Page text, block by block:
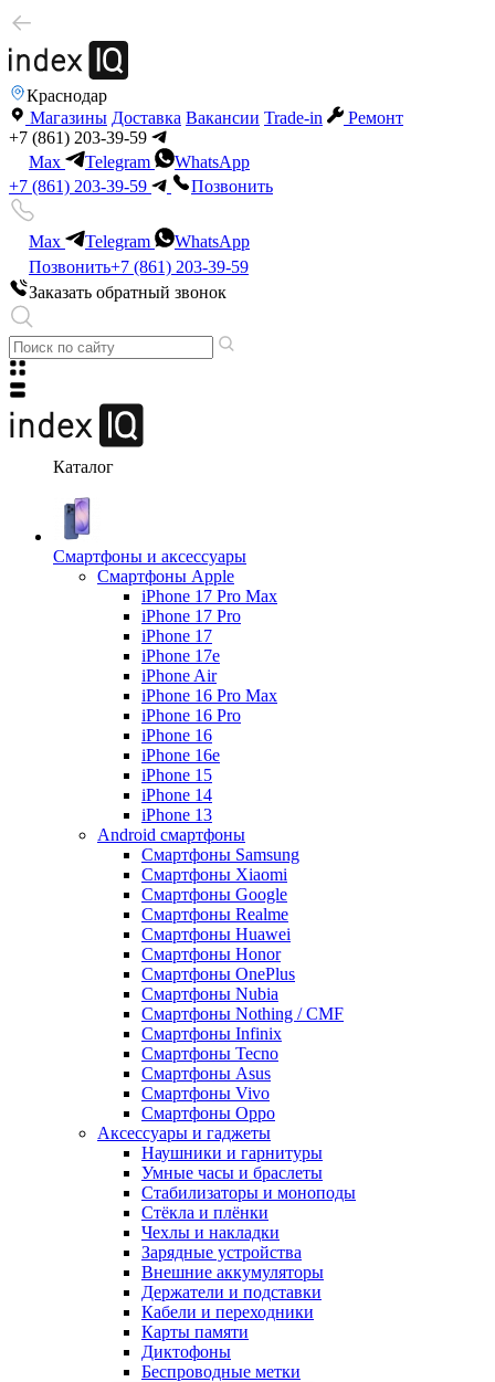
Краснодар
Магазины Доставка Вакансии Trade-in
Ремонт
+7 (861) 203-39-59
Max
Telegram
WhatsApp
+7 (861) 203-39-59
Позвонить
Max Telegram
WhatsApp
Позвонить+7 (861) 203-39-59
Заказать обратный звонок
Каталог
Смартфоны и аксессуары
Смартфоны Apple
iPhone 17 Pro Max
iPhone 17 Pro
iPhone 17
iPhone 17e
iPhone Air
iPhone 16 Pro Max
iPhone 16 Pro
iPhone 16
iPhone 16e
iPhone 15
iPhone 14
iPhone 13
Android cмартфоны
Смартфоны Samsung
Смартфоны Xiaomi
Смартфоны Google
Смартфоны Realme
Смартфоны Huawei
Смартфоны Honor
Смартфоны OnePlus
Смартфоны Nubia
Смартфоны Nothing / CMF
Смартфоны Infinix
Смартфоны Tecno
Смартфоны Asus
Смартфоны Vivo
Смартфоны Oppo
Аксессуары и гаджеты
Наушники и гарнитуры
Умные часы и браслеты
Стабилизаторы и моноподы
Стёкла и плёнки
Чехлы и накладки
Зарядные устройства
Внешние аккумуляторы
Держатели и подставки
Кабели и переходники
Карты памяти
Диктофоны
Беспроводные метки